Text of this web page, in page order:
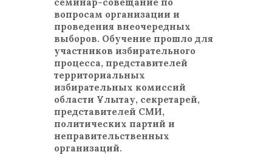
вопросам организации и
проведения внеочередных
выборов. Обучение прошло для
участников избирательного
процесса, представителей
территориальных
избирательных комиссий
области Ұлытау, секретарей,
представителей СМИ,
политических партий и
неправительственных
организаций.